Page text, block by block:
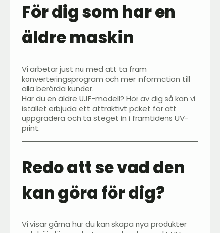
För dig som har en
äldre maskin
Vi arbetar just nu med att ta fram
konverteringsprogram och mer information till
alla berörda kunder.
Har du en äldre UJF-modell? Hör av dig så kan vi
istället erbjuda ett attraktivt paket för att
uppgradera och ta steget in i framtidens UV-
print.
Redo att se vad den
kan göra för dig?
Vi visar gärna hur du kan skapa nya produkter